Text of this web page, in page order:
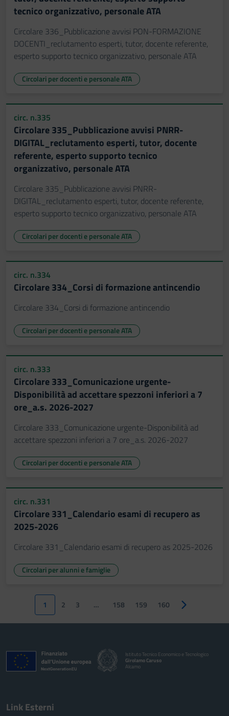
tecnico organizzativo, personale ATA
Circolare 336_Pubblicazione avvisi PON-FORMAZIONE
DOCENTI_reclutamento esperti, tutor, docente referente,
esperto supporto tecnico organizzativo, personale ATA
Circolari per docenti e personale ATA
circ. n.335
Circolare 335_Pubblicazione avvisi PNRR-
DIGITAL_reclutamento esperti, tutor, docente
referente, esperto supporto tecnico
organizzativo, personale ATA
Circolare 335_Pubblicazione avvisi PNRR-
DIGITAL_reclutamento esperti, tutor, docente referente,
esperto supporto tecnico organizzativo, personale ATA
Circolari per docenti e personale ATA
circ. n.334
Circolare 334_Corsi di formazione antincendio
Circolare 334_Corsi di formazione antincendio
Circolari per docenti e personale ATA
circ. n.333
Circolare 333_Comunicazione urgente-
Disponibilità ad accettare spezzoni inferiori a 7
ore_a.s. 2026-2027
Circolare 333_Comunicazione urgente-Disponibilità ad
accettare spezzoni inferiori a 7 ore_a.s. 2026-2027
Circolari per docenti e personale ATA
circ. n.331
Circolare 331_Calendario esami di recupero as
2025-2026
Circolare 331_Calendario esami di recupero as 2025-2026
Circolari per alunni e famiglie
1 2 3 … 158 159 160 Pagina
Istituto Tecnico Economico e Tecnologico
Girolamo Caruso
Alcamo
Link Esterni